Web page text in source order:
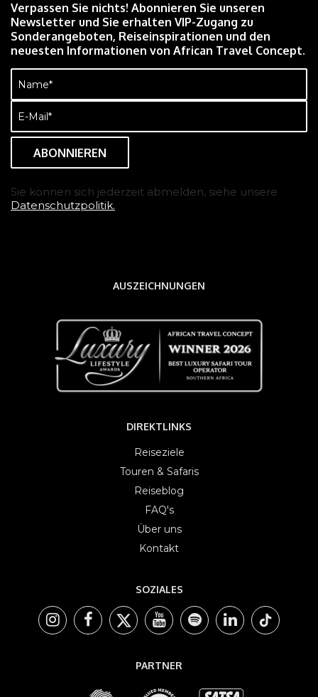
Verpassen Sie nichts! Abonnieren Sie unseren
Newsletter und Sie erhalten VIP-Zugang zu
Sonderangeboten, Reiseinspirationen und den
neuesten Informationen von African Travel Concept.
Name
(erforderlich)
E-
Mail
(erforderlich)
Sie können sich jederzeit abmelden, siehe unsere
Datenschutzpolitik.
AUSZEICHNUNGEN
DIREKTLINKS
Reiseziele
Touren & Safaris
Reiseblog
FAQ's
Über uns
Kontakt
SOZIALES
PARTNER